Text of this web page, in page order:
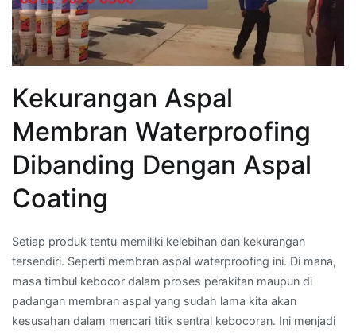
Kekurangan Aspal
Membran Waterproofing
Dibanding Dengan Aspal
Coating
Setiap produk tentu memiliki kelebihan dan kekurangan
tersendiri. Seperti membran aspal waterproofing ini. Di mana,
masa timbul kebocor dalam proses perakitan maupun di
padangan membran aspal yang sudah lama kita akan
kesusahan dalam mencari titik sentral kebocoran. Ini menjadi